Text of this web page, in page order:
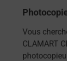
Vous
CLAMART